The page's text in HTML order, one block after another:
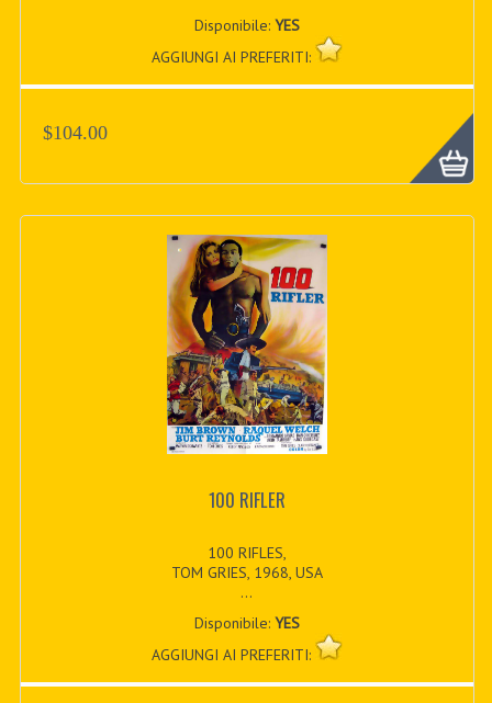
Disponibile: YES
AGGIUNGI AI PREFERITI:
$104.00
100 RIFLER
100 RIFLES,
TOM GRIES, 1968, USA
...
Disponibile: YES
AGGIUNGI AI PREFERITI: